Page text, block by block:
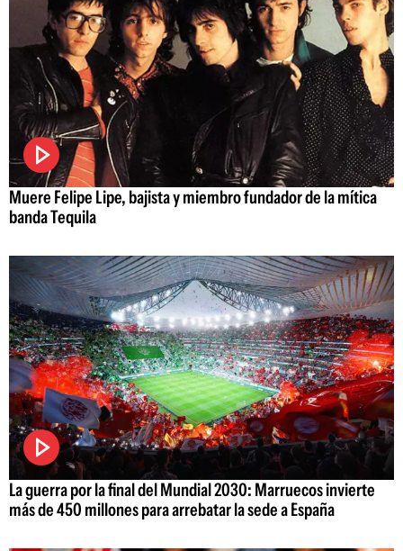
Muere Felipe Lipe, bajista y miembro fundador de la mítica
banda Tequila
La guerra por la final del Mundial 2030: Marruecos invierte
más de 450 millones para arrebatar la sede a España